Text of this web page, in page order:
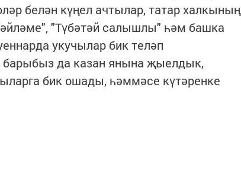
белән күңел ачтылар, татар халкының
"Түбәтәй салышлы" һәм башка
укучылар бик теләп
да казан янына җыелдык,
бик ошады, һәммәсе күтәренке